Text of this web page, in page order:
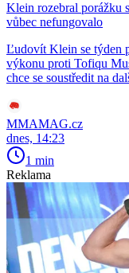
Klein rozebral porážku
vůbec nefungovalo
Ľudovít Klein se týden
výkonu proti Tofiqu
chce se soustředit na
MMAMAG.cz
dnes, 14:23
1 min
Reklama